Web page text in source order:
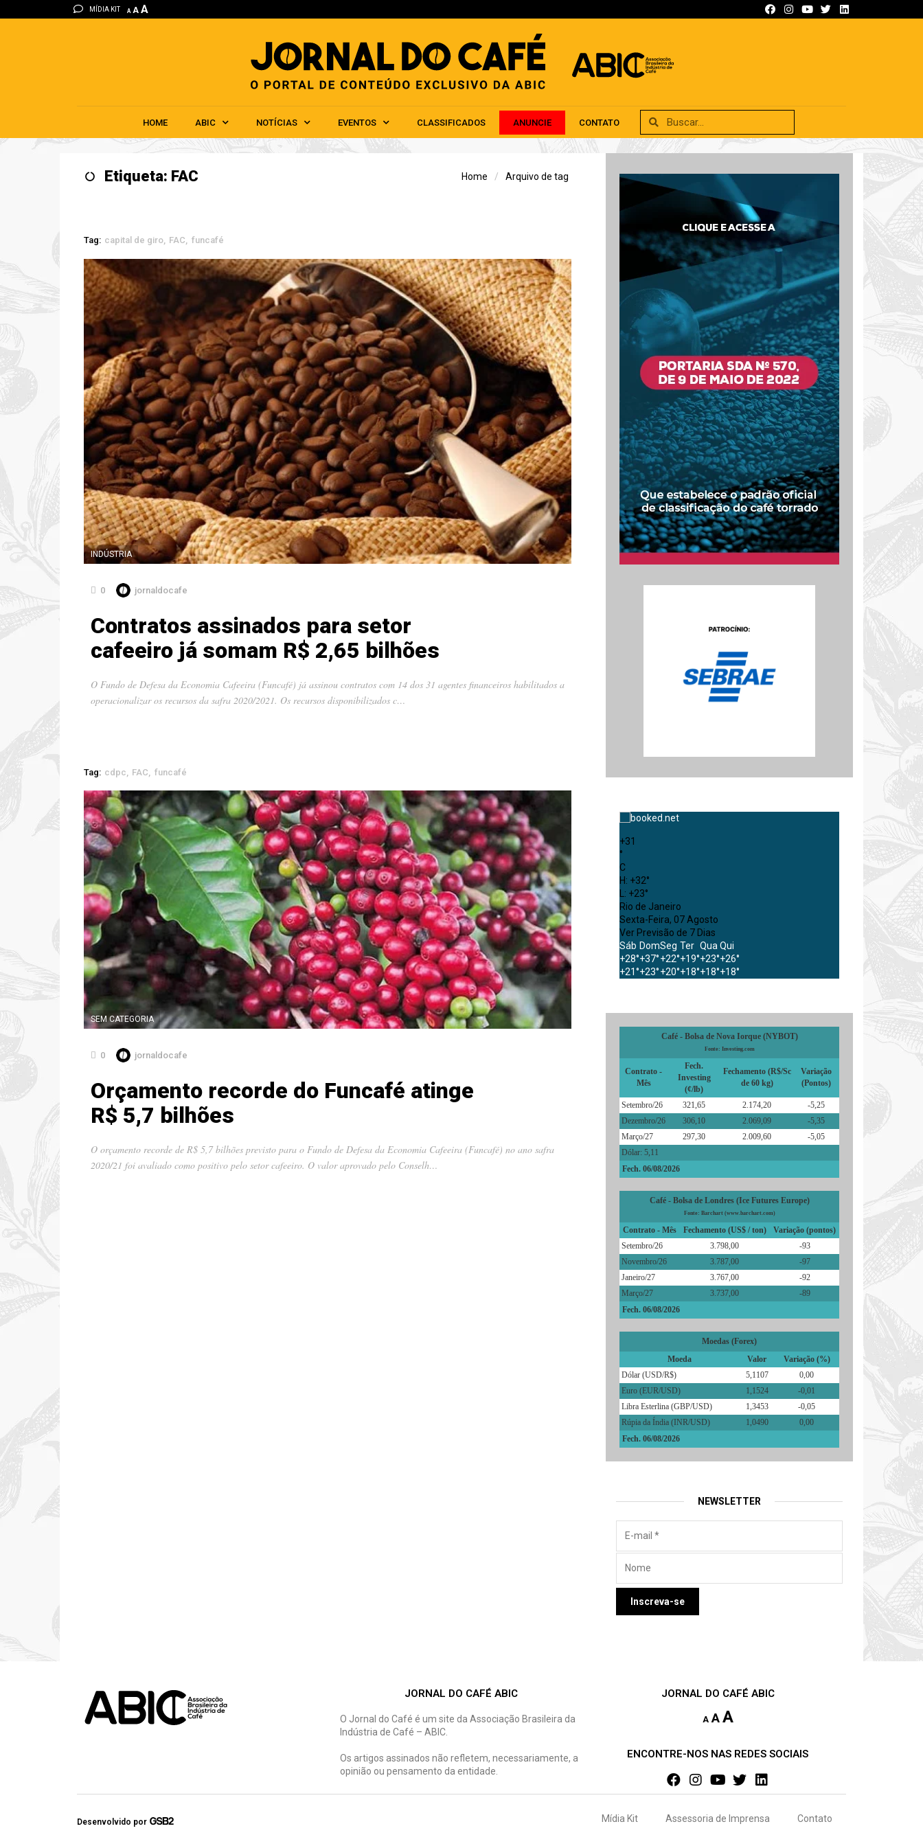
MÍDIA KIT A A A
HOME ABIC NOTÍCIAS EVENTOS CLASSIFICADOS ANUNCIE CONTATO
HOME ABIC NOTÍCIAS EVENTOS
+31
°
C
H: +32°
L: +23°
Rio de Janeiro
Sexta-Feira, 07 Agosto
Ver Previsão de 7 Dias
Sáb DomSeg Ter QuaQui
+28°+37°+22°+19°+23°+26°
+21°+23°+20°+18°+18°+18°
Café - Bolsa de Nova Iorque (NYBOT)
Fonte: Investing.com
Contrato -
Mês
Fech.
Investing
(¢/lb)
Fechamento (R$/Sc
de 60 kg)
Variação
(Pontos)
Setembro/26 321,65 2.174,20
-5,25
Dezembro/26
306,10 2.069,09
-5,35
Março/27
297,30 2.009,60
-5,05
Dólar: 5,11
Fech. 06/08/2026
Café - Bolsa de Londres (Ice Futures Europe)
Fonte: Barchart (www.barchart.com)
Contrato - Mês Fechamento (US$ / ton)
Variação (pontos)
Setembro/26
3.798,00
-93
Novembro/26
3.787,00
-97
Janeiro/27
3.767,00
-92
Março/27
3.737,00
-89
Fech. 06/08/2026
Moedas (Forex)
Moeda
Valor
Variação (%)
Dólar (USD/R$)
5,1107
0,00
Euro (EUR/USD)
1,1524
-0,01
Libra Esterlina (GBP/USD)
1,3453
-0,05
Rúpia da Índia (INR/USD)
1,0490
0,00
Fech. 06/08/2026
NEWSLETTER
Home Arquivo de tag
Etiqueta: FAC
Tag: capital de giro FAC funcafé
INDÚSTRIA
0 jornaldocafe
Contratos assinados para setor
cafeeiro já somam R$ 2,65 bilhões
O Fundo de Defesa da Economia Cafeeira (Funcafé) já assinou contratos com 14 dos 31 agentes financeiros habilitados a
operacionalizar os recursos da safra 2020/2021. Os recursos disponibilizados c…
Tag: cdpc FAC funcafé
SEM CATEGORIA
0 jornaldocafe
Orçamento recorde do Funcafé atinge
R$ 5,7 bilhões
O orçamento recorde de R$ 5,7 bilhões previsto para o Fundo de Defesa da Economia Cafeeira (Funcafé) no ano safra
2020/21 foi avaliado como positivo pelo setor cafeeiro. O valor aprovado pelo Conselh…
JORNAL DO CAFÉ ABIC
O Jornal do Café é um site da Associação Brasileira da
Indústria de Café – ABIC.
Os artigos assinados não refletem, necessariamente, a
opinião ou pensamento da entidade.
JORNAL DO CAFÉ ABIC
A AA
ENCONTRE-NOS NAS REDES SOCIAIS
Desenvolvido por Mídia Kit Assessoria de Imprensa Contato